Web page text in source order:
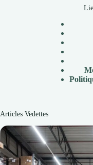
P
Articles Vedettes